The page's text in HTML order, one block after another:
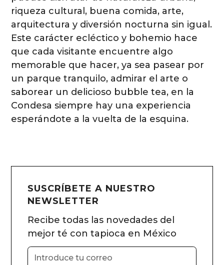
riqueza cultural, buena comida, arte,
arquitectura y diversión nocturna sin igual.
Este carácter ecléctico y bohemio hace
que cada visitante encuentre algo
memorable que hacer, ya sea pasear por
un parque tranquilo, admirar el arte o
saborear un delicioso bubble tea, en la
Condesa siempre hay una experiencia
esperándote a la vuelta de la esquina.
SUSCRÍBETE A NUESTRO
NEWSLETTER
Recibe todas las novedades del
mejor té con tapioca en México